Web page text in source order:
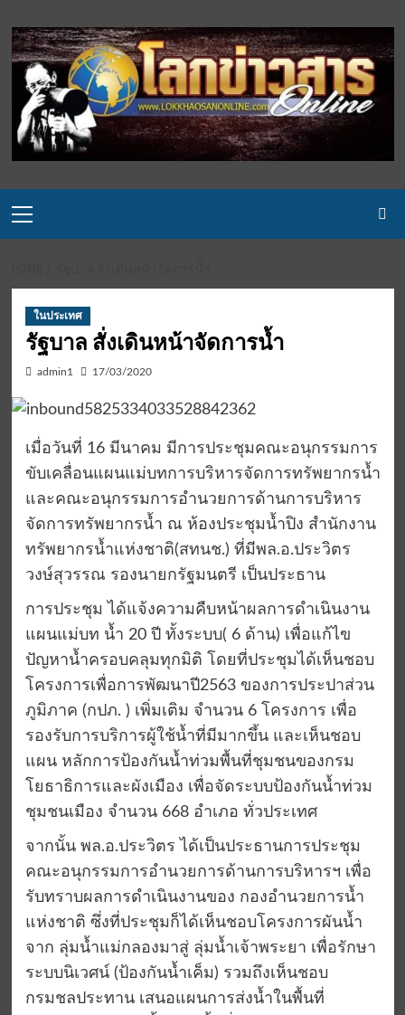
to
content
Menu
ในประเทศ
รัฐบาล สั่งเดินหน้าจัดการน้ำ
admin1 17/03/2020
เมื่อวันที่ 16 มีนาคม มีการประชุมคณะอนุกรรมการ
ขับเคลื่อนแผนแม่บทการบริหารจัดการทรัพยากรน้ำ
และคณะอนุกรรมการอำนวยการด้านการบริหาร
จัดการทรัพยากรน้ำ ณ ห้องประชุมน้ำปิง สำนักงาน
ทรัพยากรน้ำแห่งชาติ(สทนช.) ที่มีพล.อ.ประวิตร
วงษ์สุวรรณ รองนายกรัฐมนตรี เป็นประธาน
การประชุม ได้แจ้งความคืบหน้าผลการดำเนินงาน
แผนแม่บท น้ำ 20 ปี ทั้งระบบ( 6 ด้าน) เพื่อแก้ไข
ปัญหาน้ำครอบคลุมทุกมิติ โดยที่ประชุมได้เห็นชอบ
โครงการเพื่อการพัฒนาปี2563 ของการประปาส่วน
ภูมิภาค (กปภ. ) เพิ่มเติม จำนวน 6 โครงการ เพื่อ
รองรับการบริการผู้ใช้น้ำที่มีมากขึ้น และเห็นชอบ
แผน หลักการป้องกันน้ำท่วมพื้นที่ชุมชนของกรม
โยธาธิการและผังเมือง เพื่อจัดระบบป้องกันน้ำท่วม
ชุมชนเมือง จำนวน 668 อำเภอ ทั่วประเทศ
จากนั้น พล.อ.ประวิตร ได้เป็นประธานการประชุม
คณะอนุกรรมการอำนวยการด้านการบริหารฯ เพื่อ
รับทราบผลการดำเนินงานของ กองอำนวยการน้ำ
แห่งชาติ ซึ่งที่ประชุมก็ได้เห็นชอบโครงการผันน้ำ
จาก ลุ่มน้ำแม่กลองมาสู่ ลุ่มน้ำเจ้าพระยา เพื่อรักษา
ระบบนิเวศน์ (ป้องกันน้ำเค็ม) รวมถึงเห็นชอบ
กรมชลประทาน เสนอแผนการส่งน้ำในพื้นที่